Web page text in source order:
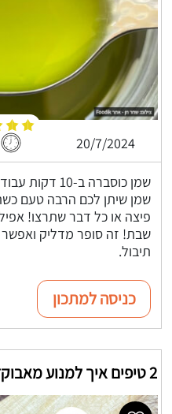
20/7/2024
שמן כוסברה ב-
שמן שיתן לכם הרבה טעם
פיצה או כל דבר שתרצו!
שבת! זה סופר מדליק
תיבול.
כניסה למתכון
2 טיפים איך למנוע מאבוקדו להשחיר